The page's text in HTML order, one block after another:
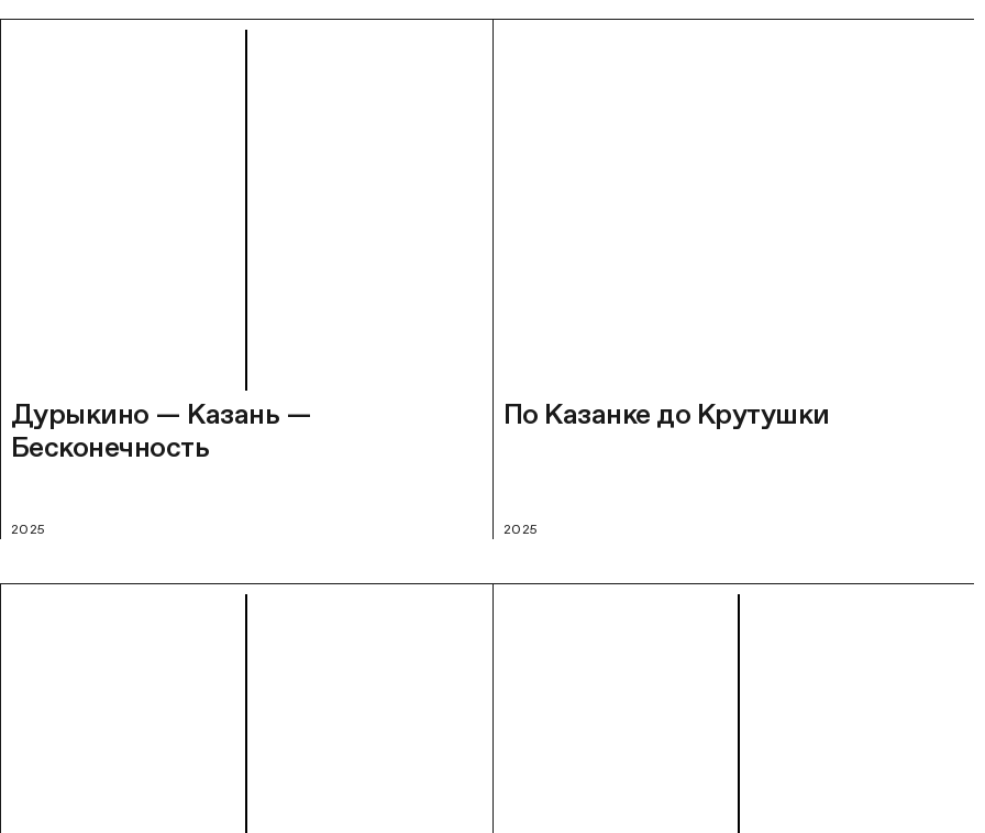
Дурыкино — Казань —
Бесконечность
2025
По Казанке до Крутушки
2025